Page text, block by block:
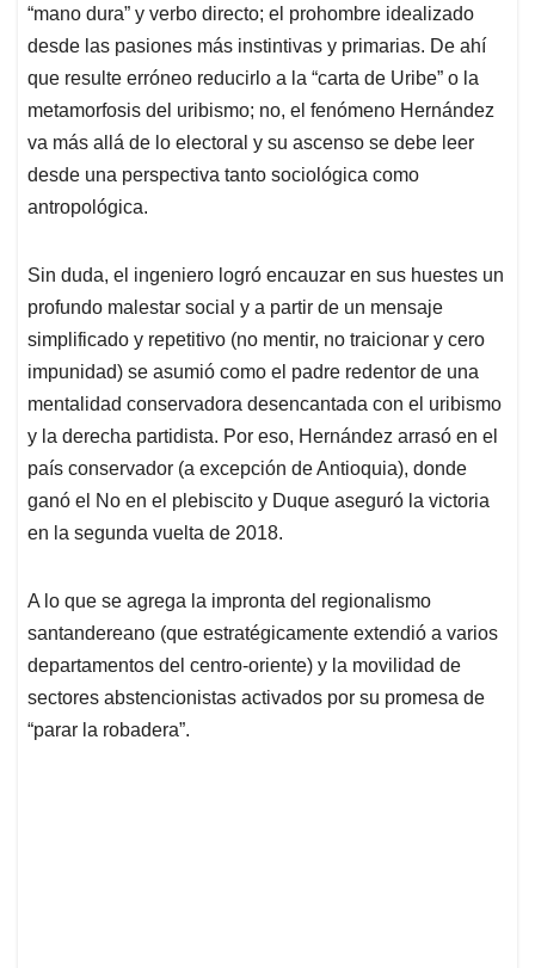
“mano dura” y verbo directo; el prohombre idealizado
desde las pasiones más instintivas y primarias. De ahí
que resulte erróneo reducirlo a la “carta de Uribe” o la
metamorfosis del uribismo; no, el fenómeno Hernández
va más allá de lo electoral y su ascenso se debe leer
desde una perspectiva tanto sociológica como
antropológica.
Sin duda, el ingeniero logró encauzar en sus huestes un
profundo malestar social y a partir de un mensaje
simplificado y repetitivo (no mentir, no traicionar y cero
impunidad) se asumió como el padre redentor de una
mentalidad conservadora desencantada con el uribismo
y la derecha partidista. Por eso, Hernández arrasó en el
país conservador (a excepción de Antioquia), donde
ganó el No en el plebiscito y Duque aseguró la victoria
en la segunda vuelta de 2018.
A lo que se agrega la impronta del regionalismo
santandereano (que estratégicamente extendió a varios
departamentos del centro-oriente) y la movilidad de
sectores abstencionistas activados por su promesa de
“parar la robadera”.